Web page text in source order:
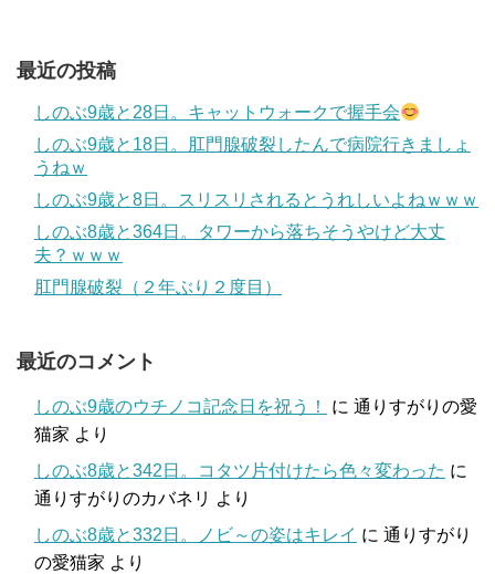
最近の投稿
しのぶ9歳と28日。キャットウォークで握手会
しのぶ9歳と18日。肛門腺破裂したんで病院行きましょ
うねｗ
しのぶ9歳と8日。スリスリされるとうれしいよねｗｗｗ
しのぶ8歳と364日。タワーから落ちそうやけど大丈
夫？ｗｗｗ
肛門腺破裂（２年ぶり２度目）
最近のコメント
しのぶ9歳のウチノコ記念日を祝う！ に 通りすがりの愛
猫家 より
しのぶ8歳と342日。コタツ片付けたら色々変わった に
通りすがりのカバネリ より
しのぶ8歳と332日。ノビ～の姿はキレイ に 通りすがり
の愛猫家 より